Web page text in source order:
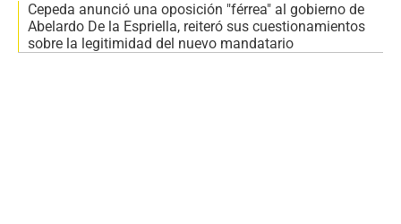
Cepeda anunció una oposición "férrea" al gobierno de
Abelardo De la Espriella, reiteró sus cuestionamientos
sobre la legitimidad del nuevo mandatario